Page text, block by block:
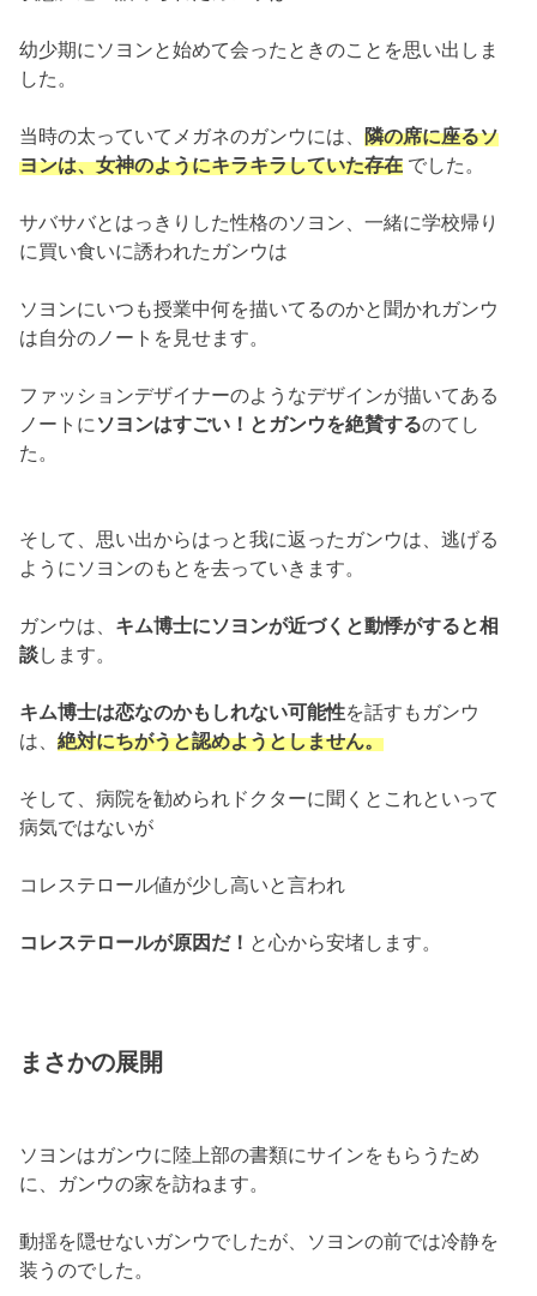
幼少期にソヨンと始めて会ったときのことを思い出しま
した。
当時の太っていてメガネのガンウには、隣の席に座るソ
ヨンは、女神のようにキラキラしていた存在 でした。
サバサバとはっきりした性格のソヨン、一緒に学校帰り
に買い食いに誘われたガンウは
ソヨンにいつも授業中何を描いてるのかと聞かれガンウ
は自分のノートを 見せます。
ファッションデザイナーのようなデザインが描いてある
ノートに ソヨンはすごい！とガンウを絶賛するのてし
た。
そして、思い出からはっと我に返ったガンウは、逃げる
ようにソヨンのもとを去っていきます。
ガンウは、 キム博士にソヨンが近づくと動悸がすると相
談します。
キム博士は恋なのかもしれない可能性を話すもガンウ
は、絶対にちがうと認めようとしません。
そして、病院を勧められドクターに聞くとこれといって
病気ではないが
コレ ステロール値が少し高いと言われ
コレステロールが原因だ！ と心から安堵します。
まさかの展開
ソヨンはガンウに陸上部の書類にサインをもらうため
に、ガンウの家を訪ねます。
動揺を隠せないガンウでしたが、 ソヨンの前では冷静を
装うのでした。